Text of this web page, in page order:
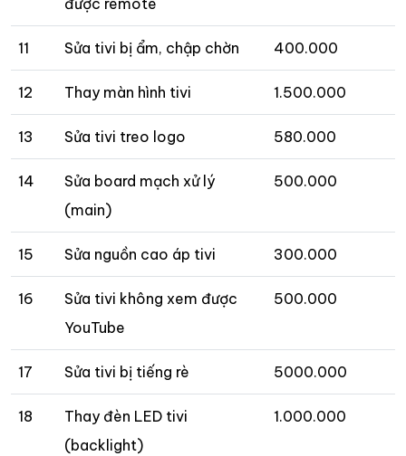
được remote
11 Sửa tivi bị ẩm, chập chờn 400.000
12 Thay màn hình tivi 1.500.000
13 Sửa tivi treo logo 580.000
14
Sửa board mạch xử lý
(main)
500.000
15 Sửa nguồn cao áp tivi 300.000
16
Sửa tivi không xem được
YouTube
500.000
17 Sửa tivi bị tiếng rè 5000.000
18
Thay đèn LED tivi
(backlight)
1.000.000